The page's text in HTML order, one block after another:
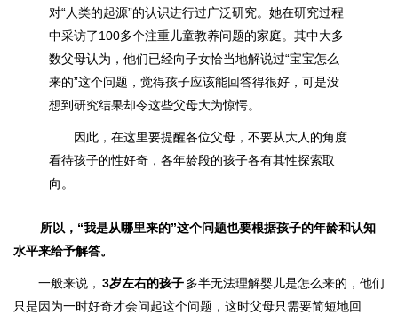
对“人类的起源”的认识进行过广泛研究。她在研究过程
中采访了100多个注重儿童教养问题的家庭。其中大多
数父母认为，他们已经向子女恰当地解说过“宝宝怎么
来的”这个问题，觉得孩子应该能回答得很好，可是没
想到研究结果却令这些父母大为惊愕。
因此，在这里要提醒各位父母，不要从大人的角度
看待孩子的性好奇，各年龄段的孩子各有其性探索取
向。
所以，“我是从哪里来的”这个问题也要根据孩子的年龄和认知
水平来给予解答。
一般来说， 3岁左右的孩子多半无法理解婴儿是怎么来的，他们
只是因为一时好奇才会问起这个问题，这时父母只需要简短地回